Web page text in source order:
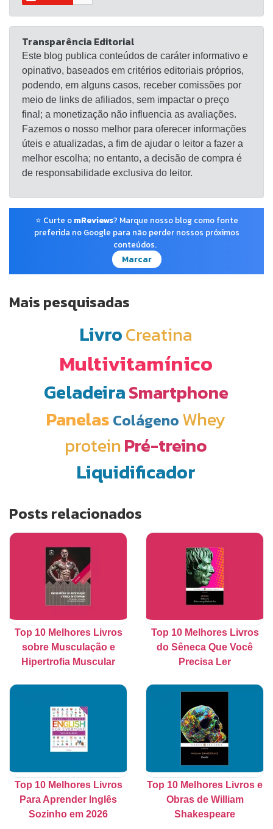
Transparência Editorial
Este blog publica conteúdos de caráter informativo e
opinativo, baseados em critérios editoriais próprios,
podendo, em alguns casos, receber comissões por
meio de links de afiliados, sem impactar o preço
final; a monetização não influencia as avaliações.
Fazemos o nosso melhor para oferecer informações
úteis e atualizadas, a fim de ajudar o leitor a fazer a
melhor escolha; no entanto, a decisão de compra é
de responsabilidade exclusiva do leitor.
⭐ Curte o mReviews? Marque nosso blog como fonte
preferida no Google para não perder nossos próximos
conteúdos.
Marcar
Mais pesquisadas
LivroCreatina
Multivitamínico
GeladeiraSmartphone
Panelas Colágeno Whey
proteinPré-treino
Liquidificador
Posts relacionados
Top 10 Melhores Livros
sobre Musculação e
Hipertrofia Muscular
Top 10 Melhores Livros
do Sêneca Que Você
Precisa Ler
Top 10 Melhores Livros
Para Aprender Inglês
Sozinho em 2026
Top 10 Melhores Livros e
Obras de William
Shakespeare